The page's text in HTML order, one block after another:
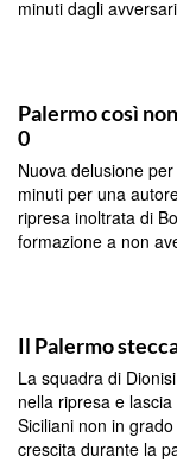
minuti dagli
Palermo così
0
Nuova delusione
minuti per una
ripresa inoltrata di
formazione a non
Il Palermo
La squadra di
nella ripresa e
Siciliani non in
crescita durante la